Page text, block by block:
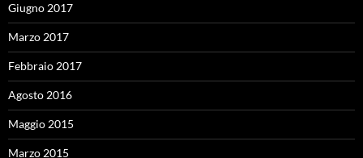
Giugno 2017
Marzo 2017
Febbraio 2017
Agosto 2016
Maggio 2015
Marzo 2015